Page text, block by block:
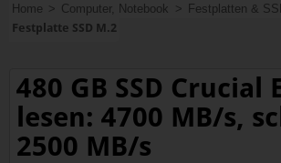
Home Computer, Notebook
Festplatten &
Festplatte SSD M.2
480 GB SSD Crucial
lesen: 4700 MB/s,
2500 MB/s